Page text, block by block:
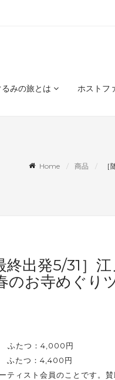
みの旅とは ホストフ
Home 商品
終出発5/31］江
のお寺めぐり
ふたつ：4,000円
ふたつ：4,400円
ティスト会員のことです。賛